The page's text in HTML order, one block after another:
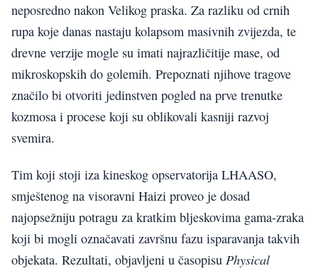
neposredno nakon Velikog praska. Za razliku od crnih
rupa koje danas nastaju kolapsom masivnih zvijezda, te
drevne verzije mogle su imati najrazličitije mase, od
mikroskopskih do golemih. Prepoznati njihove tragove
značilo bi otvoriti jedinstven pogled na prve trenutke
kozmosa i procese koji su oblikovali kasniji razvoj
svemira.
Tim koji stoji iza kineskog opservatorija LHAASO,
smještenog na visoravni Haizi proveo je dosad
najopsežniju potragu za kratkim bljeskovima gama-zraka
koji bi mogli označavati završnu fazu isparavanja takvih
objekata. Rezultati, objavljeni u časopisu Physical